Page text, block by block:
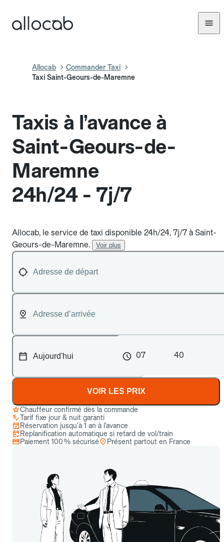
Allocab
Commander Taxi
Taxi Saint-Geours-de-Maremne
Taxis à l’avance à
Saint-Geours-de-
Maremne
24h/24 - 7j/7
Allocab, le service de taxi disponible 24h/24, 7j/7 à Saint-
Geours-de-Maremne.
Voir plus
07 40
VOIR LES PRIX
Chauffeur confirmé dès la commande
Tarif fixe jour & nuit garanti
Réservation jusqu’à 1 an à l’avance
Replanification automatique si retard de vol/train
Paiement 100 % sécurisé
Présent partout en France